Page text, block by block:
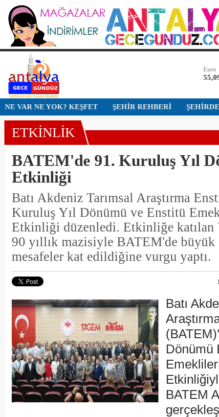
Bist-
Dolar
Euro
Altın
Dolar
NE VAR NE YOK? KEŞFET ŞEHİR REHBERİ
ETKİNLİK
BATEM'de 91. Kuruluş Yıl
Etkinliği
Batı Akdeniz Tarımsal Araştırma
Kuruluş Yıl Dönümü ve Enstitü
Etkinliği düzenledi. Etkinliğe katılan
90 yıllık mazisiyle BATEM'de
mesafeler kat edildiğine vurgu yaptı.
Batı
Dönümü
BATEM